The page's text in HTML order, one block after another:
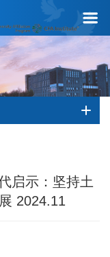
启示：坚持土
2024.11